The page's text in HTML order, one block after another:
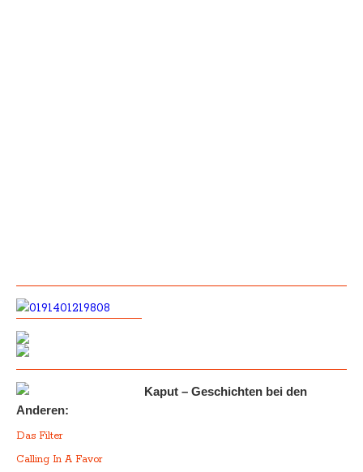
Kaput – Geschichten bei den
Anderen:
Das Filter
Calling In A Favor